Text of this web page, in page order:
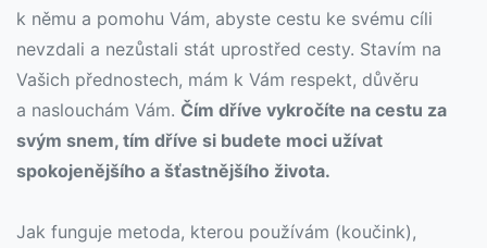
k němu a pomohu Vám, abyste cestu ke svému cíli
nevzdali a nezůstali stát uprostřed cesty. Stavím na
Vašich přednostech, mám k Vám respekt, důvěru
a naslouchám Vám. Čím dříve vykročíte na cestu za
svým snem, tím dříve si budete moci užívat
spokojenějšího a šťastnějšího života.
Jak funguje metoda, kterou používám (koučink),